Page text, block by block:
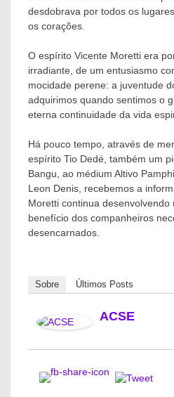
desdobrava por todos os
os corações.
O espírito Vicente Moretti era
irradiante, de um entusiasmo
mocidade perene: a juventude
adquirimos quando sentimos o
eterna continuidade da vida
Há pouco tempo, através de
espírito Tio Dedé, também um
Bangu, ao médium Altivo
Leon Denis, recebemos a
Moretti continua
benefício dos companheiros
desencarnados.
Sobre Últimos Posts
ACSE